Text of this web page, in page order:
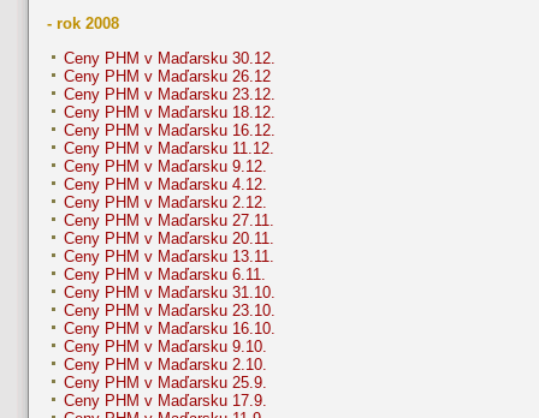
- rok 2008
Ceny PHM v Maďarsku 30.12.
Ceny PHM v Maďarsku 26.12
Ceny PHM v Maďarsku 23.12.
Ceny PHM v Maďarsku 18.12.
Ceny PHM v Maďarsku 16.12.
Ceny PHM v Maďarsku 11.12.
Ceny PHM v Maďarsku 9.12.
Ceny PHM v Maďarsku 4.12.
Ceny PHM v Maďarsku 2.12.
Ceny PHM v Maďarsku 27.11.
Ceny PHM v Maďarsku 20.11.
Ceny PHM v Maďarsku 13.11.
Ceny PHM v Maďarsku 6.11.
Ceny PHM v Maďarsku 31.10.
Ceny PHM v Maďarsku 23.10.
Ceny PHM v Maďarsku 16.10.
Ceny PHM v Maďarsku 9.10.
Ceny PHM v Maďarsku 2.10.
Ceny PHM v Maďarsku 25.9.
Ceny PHM v Maďarsku 17.9.